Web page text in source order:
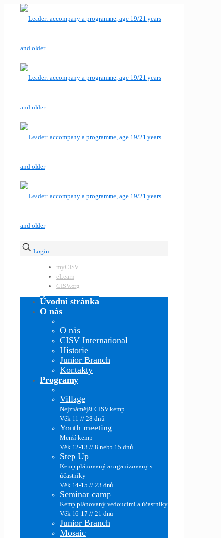
Login
myCISV
eLearn
CISV.org
Úvodní stránka
O nás
O nás
CISV International
Historie
Junior Branch
Kontakty
Programy
Village
Nejznámější CISV kemp
Věk 11 // 28 dnů
Youth meeting
Menší kemp
Věk 12-13 // 8 nebo 15 dnů
Step Up
Kemp plánovaný a organizovaný s
účastníky
Věk 14-15 // 23 dnů
Seminar camp
Kemp plánovaný vedoucími a účastníky
Věk 16-17 // 21 dnů
Junior Branch
Mosaic